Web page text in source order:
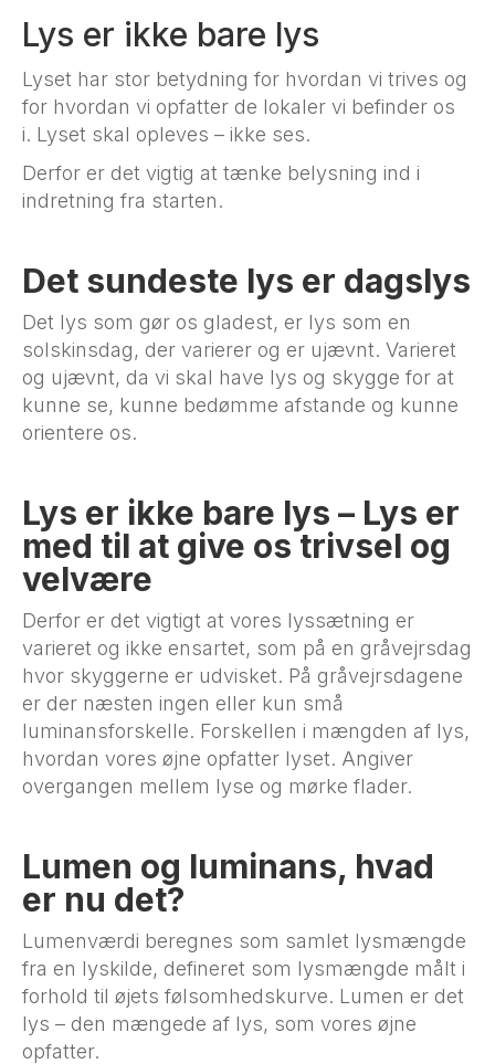
Lys er ikke bare lys
Lyset har stor betydning for hvordan vi trives og
for hvordan vi opfatter de lokaler vi befinder os
i. Lyset skal opleves – ikke ses.
Derfor er det vigtig at tænke belysning ind i
indretning fra starten.
Det sundeste lys er dagslys
Det lys som gør os gladest, er lys som en
solskinsdag, der varierer og er ujævnt. Varieret
og ujævnt, da vi skal have lys og skygge for at
kunne se, kunne bedømme afstande og kunne
orientere os.
Lys er ikke bare lys – Lys er
med til at give os trivsel og
velvære
Derfor er det vigtigt at vores lyssætning er
varieret og ikke ensartet, som på en gråvejrsdag
hvor skyggerne er udvisket. På gråvejrsdagene
er der næsten ingen eller kun små
luminansforskelle. Forskellen i mængden af lys,
hvordan vores øjne opfatter lyset. Angiver
overgangen mellem lyse og mørke flader.
Lumen og luminans, hvad
er nu det?
Lumenværdi beregnes som samlet lysmængde
fra en lyskilde, defineret som lysmængde målt i
forhold til øjets følsomhedskurve. Lumen er det
lys – den mængede af lys, som vores øjne
opfatter.